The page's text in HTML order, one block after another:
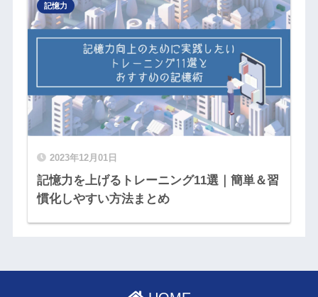
2023年12月01日
記憶力を上げるトレーニング11選｜簡単＆習
慣化しやすい方法まとめ
記憶力